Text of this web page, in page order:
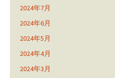
2024年7月
2024年6月
2024年5月
2024年4月
2024年3月